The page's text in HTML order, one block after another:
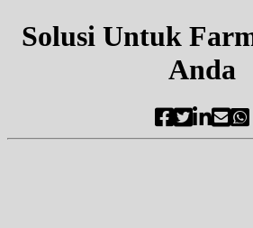
Solusi Untuk
Anda